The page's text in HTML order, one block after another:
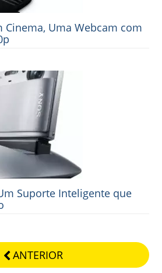
Cinema, Uma Webcam com
Suporte Inteligente que
ANTERIOR